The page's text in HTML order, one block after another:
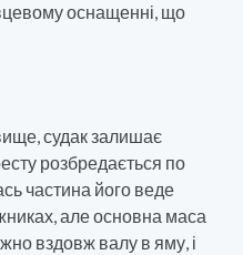
оснащенні, що
судак залишає
розбредається по
частина його веде
але основна маса
вздовж валу в яму, і